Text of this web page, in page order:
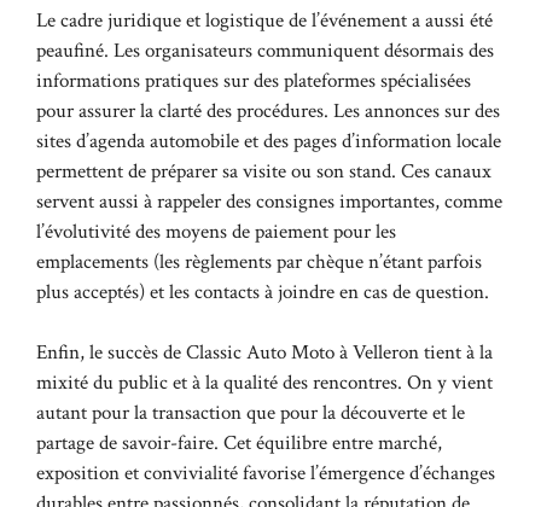
Le cadre juridique et logistique de l’événement a aussi été
peaufiné. Les organisateurs communiquent désormais des
informations pratiques sur des plateformes spécialisées
pour assurer la clarté des procédures. Les annonces sur des
sites d’agenda automobile et des pages d’information locale
permettent de préparer sa visite ou son stand. Ces canaux
servent aussi à rappeler des consignes importantes, comme
l’évolutivité des moyens de paiement pour les
emplacements (les règlements par chèque n’étant parfois
plus acceptés) et les contacts à joindre en cas de question.
Enfin, le succès de Classic Auto Moto à Velleron tient à la
mixité du public et à la qualité des rencontres. On y vient
autant pour la transaction que pour la découverte et le
partage de savoir-faire. Cet équilibre entre marché,
exposition et convivialité favorise l’émergence d’échanges